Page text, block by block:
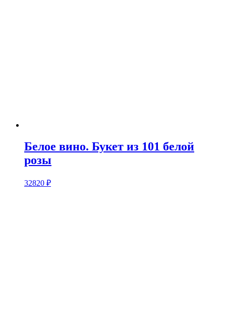
Белое вино. Букет из 101 белой
розы
32820 ₽